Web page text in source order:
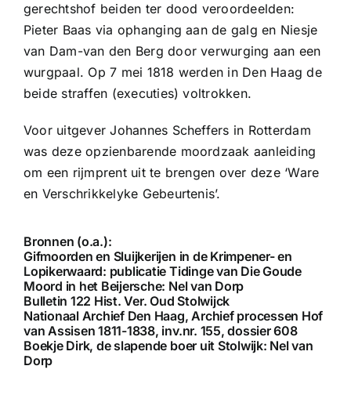
gerechtshof beiden ter dood veroordeelden:
Pieter Baas via ophanging aan de galg en Niesje
van Dam-van den Berg door verwurging aan een
wurgpaal. Op 7 mei 1818 werden in Den Haag de
beide straffen (executies) voltrokken.
Voor uitgever Johannes Scheffers in Rotterdam
was deze opzienbarende moordzaak aanleiding
om een rijmprent uit te brengen over deze ‘Ware
en Verschrikkelyke Gebeurtenis’.
Bronnen (o.a.):
Gifmoorden en Sluijkerijen in de Krimpener- en
Lopikerwaard: publicatie Tidinge van Die Goude
Moord in het Beijersche: Nel van Dorp
Bulletin 122 Hist. Ver. Oud Stolwijck
Nationaal Archief Den Haag, Archief processen Hof
van Assisen 1811-1838, inv.nr. 155, dossier 608
Boekje Dirk, de slapende boer uit Stolwijk: Nel van
Dorp